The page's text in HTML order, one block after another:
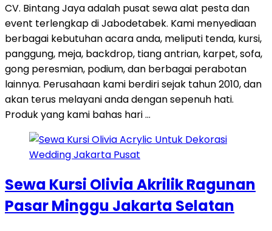
CV. Bintang Jaya adalah pusat sewa alat pesta dan
event terlengkap di Jabodetabek. Kami menyediaan
berbagai kebutuhan acara anda, meliputi tenda, kursi,
panggung, meja, backdrop, tiang antrian, karpet, sofa,
gong peresmian, podium, dan berbagai perabotan
lainnya. Perusahaan kami berdiri sejak tahun 2010, dan
akan terus melayani anda dengan sepenuh hati.
Produk yang kami bahas hari …
Sewa Kursi Olivia Akrilik Ragunan
Pasar Minggu Jakarta Selatan